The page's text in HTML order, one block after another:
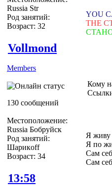
Russia Str
Род занятий:
Возраст: 32
YOU
THE
Vollmond
Members
130 сообщений
Местоположение:
Russia Бобруйск
Род занятий:
Шарикoff
Возраст: 34
Кому
Я живу
Я по
Сам
Сам
13:58